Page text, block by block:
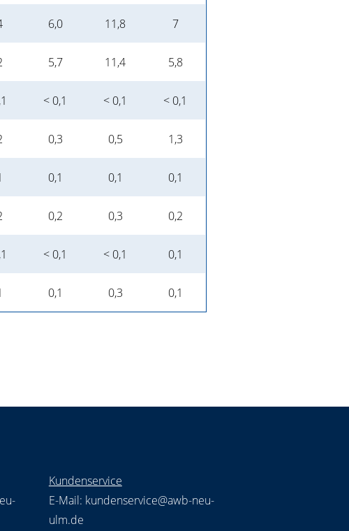
6,0 11,8 7
5,7 11,4 5,8
< 0,1 < 0,1 < 0,1
0,3 0,5 1,3
0,1 0,1 0,1
0,2 0,3 0,2
< 0,1 < 0,1 0,1
0,1 0,3 0,1
Kundenservice
E-Mail: kundenservice@awb-neu-
ulm.de